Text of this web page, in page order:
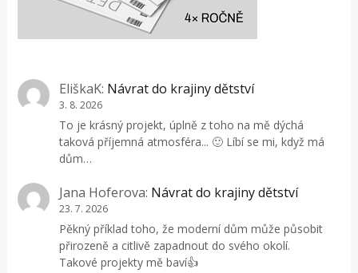
EliškaK: Návrat do krajiny dětství
3. 8. 2026
To je krásný projekt, úplně z toho na mě dýchá
taková příjemná atmosféra... 🙂 Líbí se mi, když má
dům…
Jana Hoferova: Návrat do krajiny dětství
23. 7. 2026
Pěkný příklad toho, že moderní dům může působit
přirozeně a citlivě zapadnout do svého okolí.
Takové projekty mě baví👍